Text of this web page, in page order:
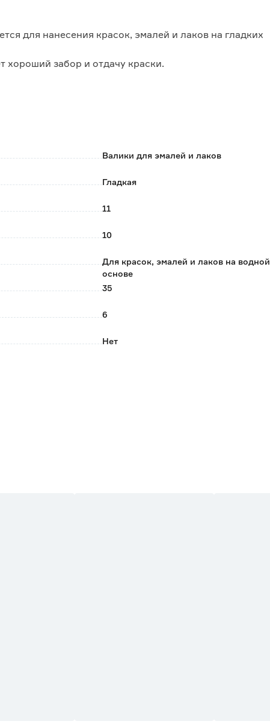
для нанесения красок, эмалей и лаков на гладких
хороший забор и отдачу краски.
Валики для эмалей и лаков
Гладкая
11
10
Для красок, эмалей и лаков на водной
основе
35
6
Нет